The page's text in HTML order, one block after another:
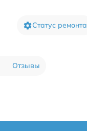
Статус ремонта
Отзывы